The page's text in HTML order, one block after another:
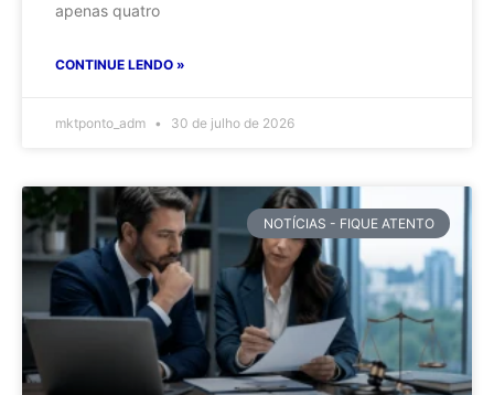
apenas quatro
CONTINUE LENDO »
mktponto_adm 30 de julho de 2026
NOTÍCIAS - FIQUE ATENTO